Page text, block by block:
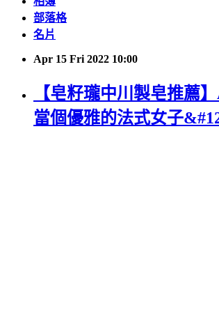
部落格
名片
Apr 15 Fri 2022 10:00
【皂籽瓏中川製皂推薦
當個優雅的法式女子